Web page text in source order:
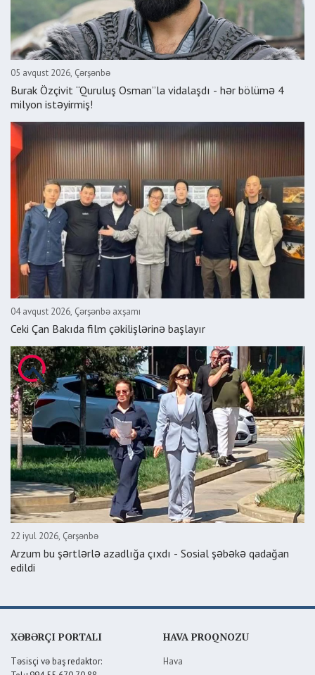
05 avqust 2026, Çərşənbə
Burak Özçivit “Quruluş Osman”la vidalaşdı - hər bölümə 4
milyon istəyirmiş!
04 avqust 2026, Çərşənbə axşamı
Ceki Çan Bakıda film çəkilişlərinə başlayır
22 iyul 2026, Çərşənbə
Arzum bu şərtlərlə azadlığa çıxdı - Sosial şəbəkə qadağan
edildi
XƏBƏRÇI PORTALI
Təsisçi və baş redaktor:
HAVA PROQNOZU
Hava